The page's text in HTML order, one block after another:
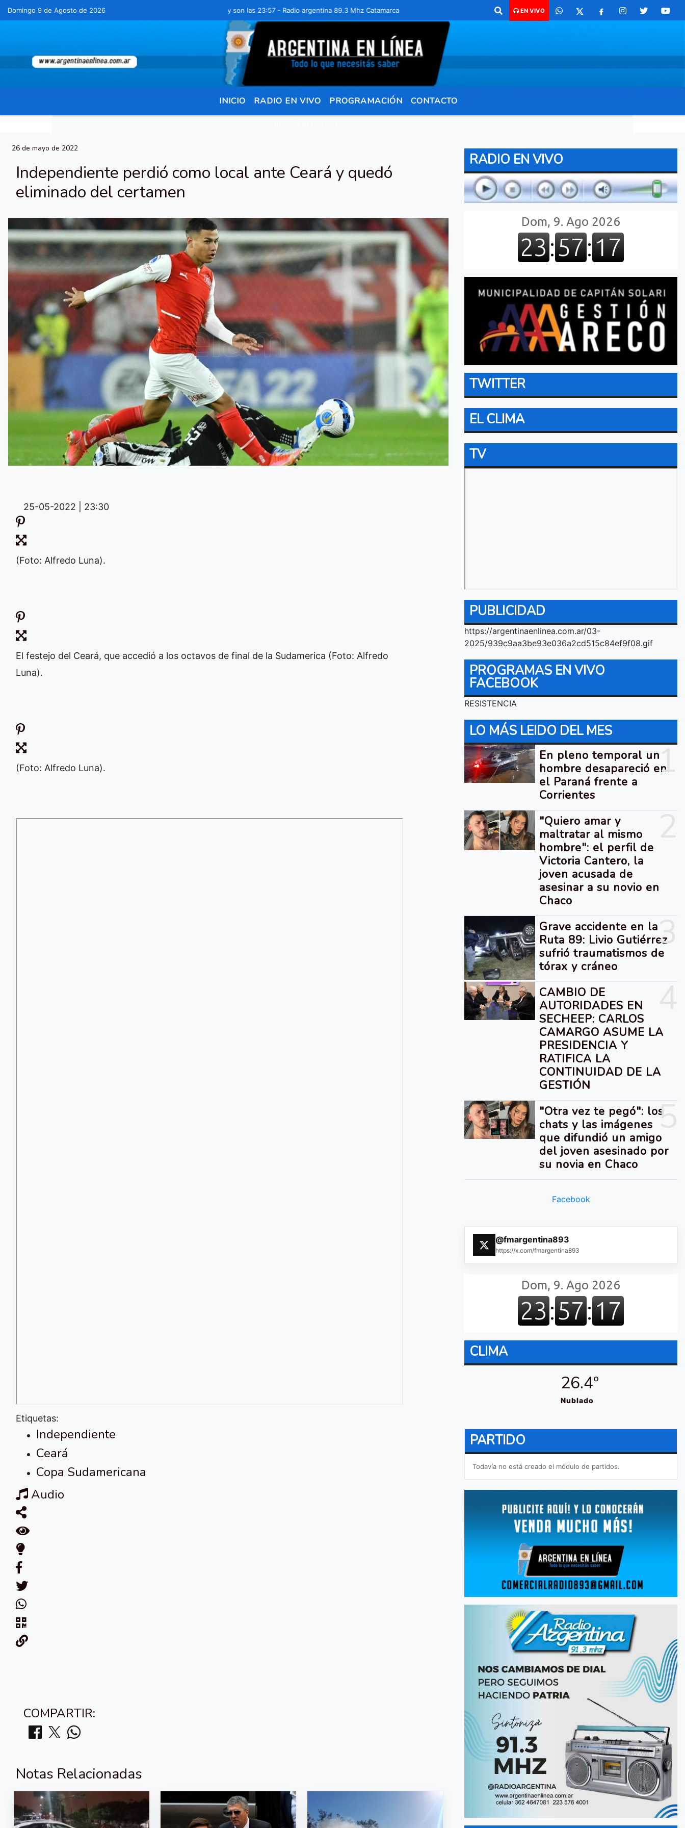
Domingo 9 de Agosto de 2026Hoy es Domingo 9 de Agosto de 2026 y son las 23:57 - Radio argentina 89.3 Mhz Catamarca 436 Resistencia Chaco para comunicarte 362 4879579 Radio argentina 89.3 Mhz Catamarca
EN VIVO
INICIO RADIO EN VIVO PROGRAMACIÓN CONTACTO
26 de mayo de 2022
Independiente perdió como local ante Ceará y quedó
eliminado del certamen
25-05-2022 | 23:30
(Foto: Alfredo Luna).
El festejo del Ceará, que accedió a los octavos de final de la Sudamerica (Foto: Alfredo
Luna).
(Foto: Alfredo Luna).
Etiquetas:
Independiente
Ceará
Copa Sudamericana
Audio
COMPARTIR:
Notas Relacionadas
RADIO EN VIVO
TWITTER
EL CLIMA
TV
PUBLICIDAD
https://argentinaenlinea.com.ar/03-
2025/939c9aa3be93e036a2cd515c84ef9f08.gif
PROGRAMAS EN VIVO
FACEBOOK
RESISTENCIA
LO MÁS LEIDO DEL MES
1
En pleno temporal un
hombre desapareció en
el Paraná frente a
Corrientes
"Quiero amar y
maltratar al mismo
hombre": el perfil de
Victoria Cantero, la
joven acusada de
asesinar a su novio en
Chaco
3
Grave accidente en la
Ruta 89: Livio Gutiérrez
sufrió traumatismos de
tórax y cráneo
CAMBIO DE
AUTORIDADES EN
SECHEEP: CARLOS
CAMARGO ASUME LA
PRESIDENCIA Y
RATIFICA LA
CONTINUIDAD DE LA
GESTIÓN
5
"Otra vez te pegó": los
chats y las imágenes
que difundió un amigo
del joven asesinado por
su novia en Chaco
Facebook
@fmargentina893
https://x.com/fmargentina893
CLIMA
26.4º
Nublado
PARTIDO
Todavía no está creado el módulo de partidos.